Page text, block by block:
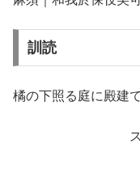
訓読
橘の下照る庭に殿建